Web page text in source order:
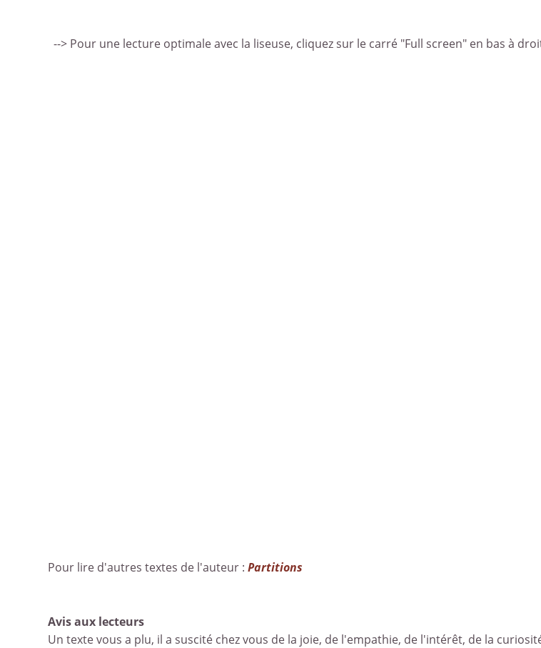
--> Pour une lecture optimale avec la liseuse, cliquez sur le carré "Full screen" en bas à
Pour lire d'autres textes de l'auteur : Partitions
Avis aux lecteurs
Un texte vous a plu, il a suscité chez vous de la joie, de l'empathie, de l'intérêt, de la